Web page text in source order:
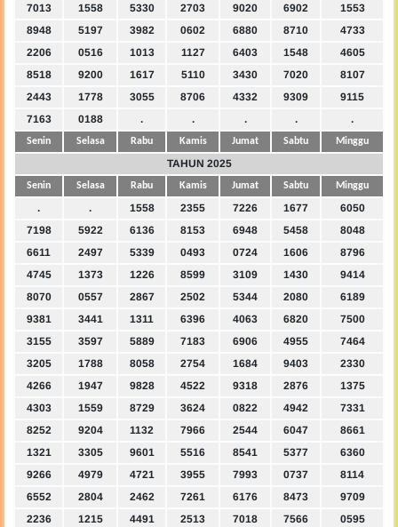
7013
1558 5330 2703 9020 6902
1553
8948
5197 3982 0602 6880 8710
4733
2206
0516 1013 1127 6403 1548
4605
8518
9200 1617 5110 3430 7020
8107
2443
1778 3055 8706 4332 9309
9115
7163
0188 . . . . .
Senin Selasa Rabu Kamis Jumat Sabtu Minggu
TAHUN 2025
Senin Selasa Rabu Kamis Jumat Sabtu Minggu
. . 1558 2355 7226 1677
6050
7198
5922 6136 8153 6948 5458
8048
6611
2497 5339 0493 0724 1606
8796
4745
1373 1226 8599 3109 1430
9414
8070
0557 2867 2502 5344 2080
6189
9381
3441 1311 6396 4063 6820
7500
3155
3597 5889 7183 6906 4955
7464
3205
1788 8058 2754 1684 9403
2330
4266
1947 9828 4522 9318 2876
1375
4303
1559 8729 3624 0822 4942
7331
8252
9204 1132 7966 2544 6047
8661
1321
3305 9601 5516 8541 5377
6360
9266
4979 4721 3955 7993 0737
8114
6552
2804 2462 7261 6176 8473
9709
2236
1215 4491 2513 7018 7566
0595